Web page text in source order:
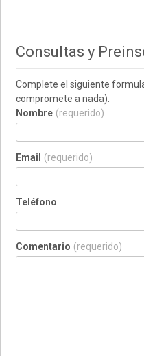
Consultas y
Complete el siguiente
compromete a nada).
Nombre (requerido)
Email (requerido)
Teléfono
Comentario (requerido)